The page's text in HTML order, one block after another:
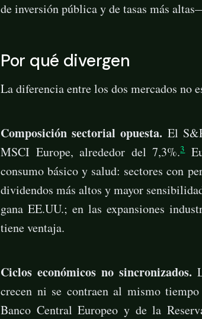
de inversión pública y de tasas más
Por qué divergen
La diferencia entre los dos mercados no
Composición sectorial opuesta. El
MSCI Europe, alrededor del 7,3%.3
consumo básico y salud: sectores con
dividendos más altos y mayor
gana EE.UU.; en las expansiones
tiene ventaja.
Ciclos económicos no sincronizados.
crecen ni se contraen al mismo
Banco Central Europeo y de la